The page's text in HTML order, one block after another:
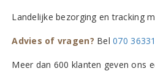
Landelijke bezorging en tracking
Advies of vragen? Bel070
Meer dan 600 klanten geven ons